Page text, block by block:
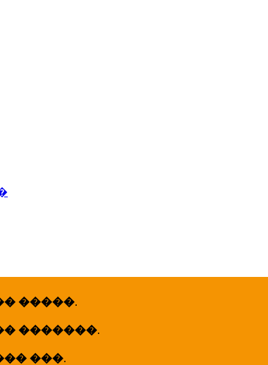
�����.
�������.
���.